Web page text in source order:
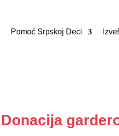
Pomoć Srpskoj Deci
Donacija